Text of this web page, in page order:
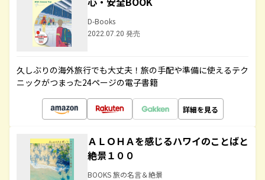
D-Books
2022.07.20 発売
久しぶりの海外旅行でも大丈夫！旅の手配や準備に使えるテク
ニックがつまった24ページの電子書籍
詳細を見る
ＡＬＯＨＡを感じるハワイのことばと
絶景１００
BOOKS 旅の名言＆絶景